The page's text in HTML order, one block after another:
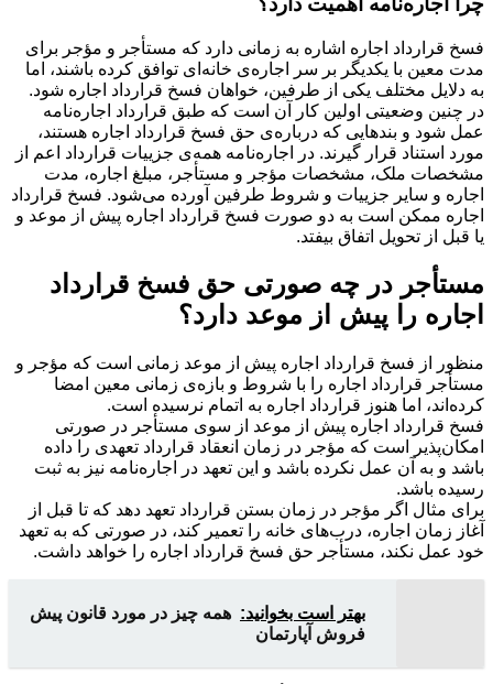
فسخ قرارداد اجاره اشاره به زمانی دارد که مستأجر و مؤجر برای
مدت معین با یکدیگر بر سر اجاره‌ی خانه‌ای توافق کرده باشند، اما
به دلایل مختلف یکی از طرفین، خواهان فسخ قرارداد اجاره شود.
در چنین وضعیتی اولین کار آن است که طبق قرارداد اجاره‌نامه
عمل شود و بندهایی که درباره‌ی حق فسخ قرارداد اجاره هستند،
مورد استناد قرار گیرند. در اجاره‌نامه همه‌ی جزییات قرارداد اعم از
مشخصات ملک، مشخصات مؤجر و مستأجر، مبلغ اجاره، مدت
اجاره و سایر جزییات و شروط طرفین آورده می‌شود. فسخ قرارداد
اجاره ممکن است به دو صورت فسخ قرارداد اجاره پیش از موعد و
یا قبل از تحویل اتفاق بیفتد.
مستأجر در چه صورتی حق فسخ قرارداد
اجاره را پیش از موعد دارد؟
منظور از فسخ قرارداد اجاره پیش از موعد زمانی است که مؤجر و
مستأجر قرارداد اجاره را با شروط و بازه‌ی زمانی معین امضا
کرده‌اند، اما هنوز قرارداد اجاره به اتمام نرسیده است.
فسخ قرارداد اجاره پیش از موعد از سوی مستأجر در صورتی
امکان‌پذیر است که مؤجر در زمان انعقاد قرارداد تعهدی را داده
باشد و به آن عمل نکرده باشد و این تعهد در اجاره‌نامه نیز به ثبت
رسیده باشد.
برای مثال اگر مؤجر در زمان بستن قرارداد تعهد دهد که تا قبل از
آغاز زمان اجاره، درب‌های خانه را تعمیر کند، در صورتی که به تعهد
خود عمل نکند، مستأجر حق فسخ قرارداد اجاره را خواهد داشت.
بهتر است بخوانید: همه چیز در مورد قانون پیش
فروش آپارتمان